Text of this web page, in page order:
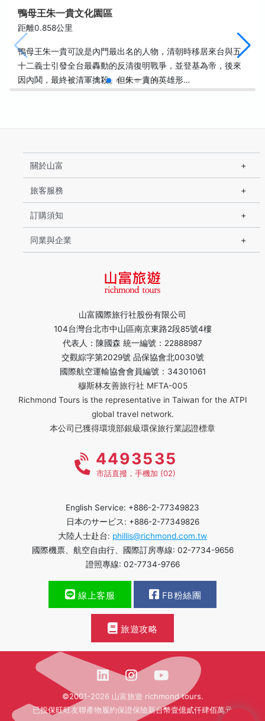
鴨母王朱一貴文化園區
距離0.858公里
鴨母王朱一貴可說是內門最出名的人物，清朝時移居來台與五
十二義士引發全台最轟動的反清復明戰爭，並登基為帝，後來
因內鬨，最終被清軍擒殺。但朱一貴的英雄形…
山富國際旅行社股份有限公司
104台灣台北市中山區南京東路2段85號4樓
代表人：陳國森 統一編號：22888987
交觀綜字第2029號 品保協會北0030號
國際航空運輸協會會員編號：34301061
穆斯林友善旅行社 MFTA-005
Richmond Tours is the representative in Taiwan for the ATPI
global travel network.
本公司已獲得環境部銀級環保旅行業認證標章
關於山富
旅客服務
訂購須知
同業與企業
4493535
市話直撥，手機加 (02)
English Service: +886-2-77349823
日本のサービス: +886-2-77349826
大陸人士赴台: phillis@richmond.com.tw
國際機票、航空自由行、國際訂房專線: 02-7734-9656
證照專線: 02-7734-9766
線上客服 FB粉絲團
旅遊攻略
©2001-2026 山富旅遊 richmond tours.
已投保旺旺友聯產物履約保證保險新台幣壹億貳仟肆佰萬元